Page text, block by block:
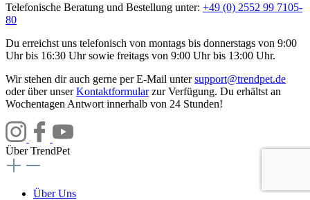
Telefonische Beratung und Bestellung unter: +49 (0) 2552 99 7105-
80
Du erreichst uns telefonisch von montags bis donnerstags von 9:00
Uhr bis 16:30 Uhr sowie freitags von 9:00 Uhr bis 13:00 Uhr.
Wir stehen dir auch gerne per E-Mail untersupport@trendpet.de
oder über unserKontaktformularzur Verfügung. Du erhältst an
Wochentagen Antwort innerhalb von 24 Stunden!
Über TrendPet
Über Uns